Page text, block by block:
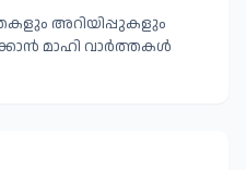
അറിയിപ്പുകളും
മാഹി വാർത്തകൾ